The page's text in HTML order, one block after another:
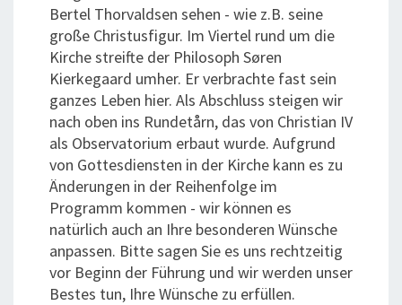
Bertel Thorvaldsen sehen - wie z.B. seine
große Christusfigur. Im Viertel rund um die
Kirche streifte der Philosoph Søren
Kierkegaard umher. Er verbrachte fast sein
ganzes Leben hier. Als Abschluss steigen wir
nach oben ins Rundetårn, das von Christian IV
als Observatorium erbaut wurde. Aufgrund
von Gottesdiensten in der Kirche kann es zu
Änderungen in der Reihenfolge im
Programm kommen - wir können es
natürlich auch an Ihre besonderen Wünsche
anpassen. Bitte sagen Sie es uns rechtzeitig
vor Beginn der Führung und wir werden unser
Bestes tun, Ihre Wünsche zu erfüllen.